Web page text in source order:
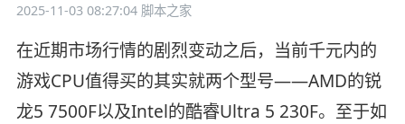
2025-11-03 08:27:04脚本之家
在近期市场行情的剧烈变动之后，当前千元内的
游戏CPU值得买的其实就两个型号——AMD的锐
龙5 7500F以及Intel的酷睿Ultra 5 230F。至于如